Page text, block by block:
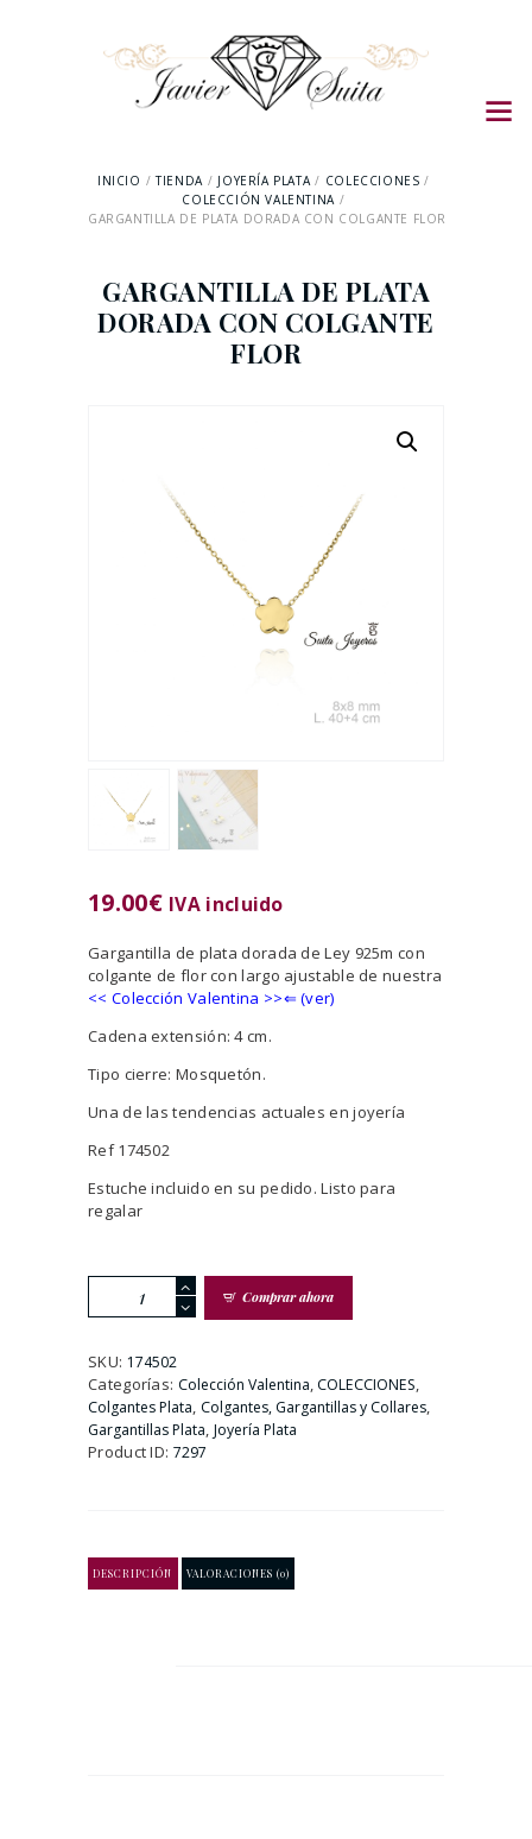
INICIO TIENDA JOYERÍA PLATA
COLECCIONES
COLECCIÓN VALENTINA
GARGANTILLA DE PLATA DORADA CON COLGANTE FLOR
GARGANTILLA DE PLATA
DORADA CON COLGANTE
FLOR
19.00€ IVA incluido
Gargantilla de plata dorada de Ley 925m con
colgante de flor con largo ajustable de nuestra
<< Colección Valentina >>⇐ (ver)
Cadena extensión: 4 cm.
Tipo cierre: Mosquetón.
Una de las tendencias actuales en joyería
Ref 174502
Estuche incluido en su pedido. Listo para
regalar
Dorada
Con
Colgante
Flor
cantidad
Comprar ahora
SKU: 174502
Categorías: Colección Valentina, COLECCIONES,
Colgantes Plata, Colgantes, Gargantillas y Collares,
Gargantillas Plata, Joyería Plata
Product ID: 7297
DESCRIPCIÓN VALORACIONES (0)